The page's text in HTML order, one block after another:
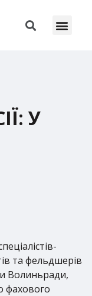
У
та фельдшерів
Волиньради,
фахового